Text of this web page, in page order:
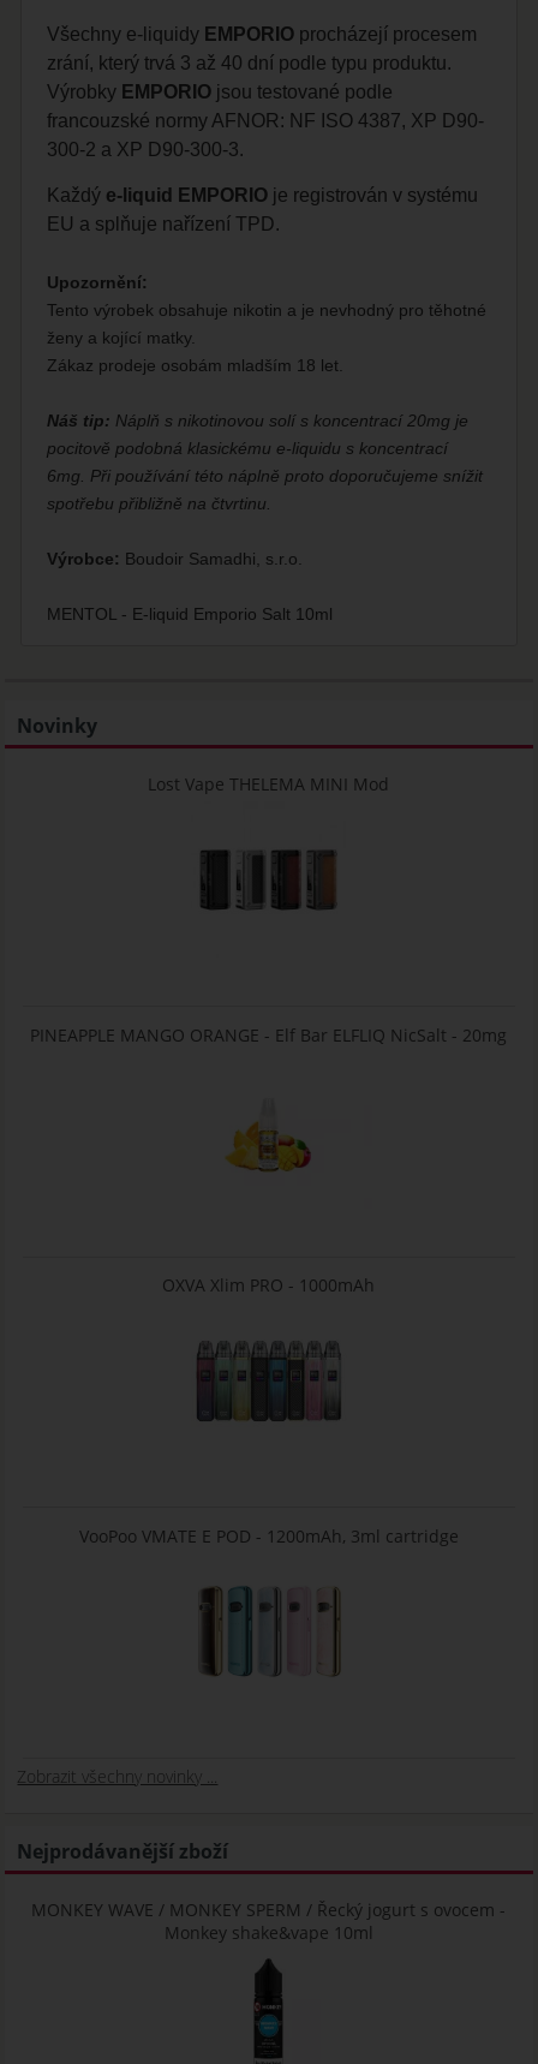
Všechny e-liquidy EMPORIO procházejí procesem
zrání, který trvá 3 až 40 dní podle typu produktu.
Výrobky EMPORIO jsou testované podle
francouzské normy AFNOR: NF ISO 4387, XP D90-
300-2 a XP D90-300-3.
Každý e-liquid EMPORIO je registrován v systému
EU a splňuje nařízení TPD.
Upozornění:
Tento výrobek obsahuje nikotin a je nevhodný pro těhotné
ženy a kojící matky.
Zákaz prodeje osobám mladším 18 let.
Náš tip: Náplň s nikotinovou solí s koncentrací 20mg je
pocitově podobná klasickému e-liquidu s koncentrací
6mg. Při používání této náplně proto doporučujeme snížit
spotřebu přibližně na čtvrtinu.
Výrobce: Boudoir Samadhi, s.r.o.
MENTOL - E-liquid Emporio Salt 10ml
Novinky
Lost Vape THELEMA MINI Mod
PINEAPPLE MANGO ORANGE - Elf Bar ELFLIQ NicSalt - 20mg
OXVA Xlim PRO - 1000mAh
VooPoo VMATE E POD - 1200mAh, 3ml cartridge
Zobrazit všechny novinky ...
Nejprodávanější zboží
MONKEY WAVE / MONKEY SPERM / Řecký jogurt s ovocem -
Monkey shake&vape 10ml